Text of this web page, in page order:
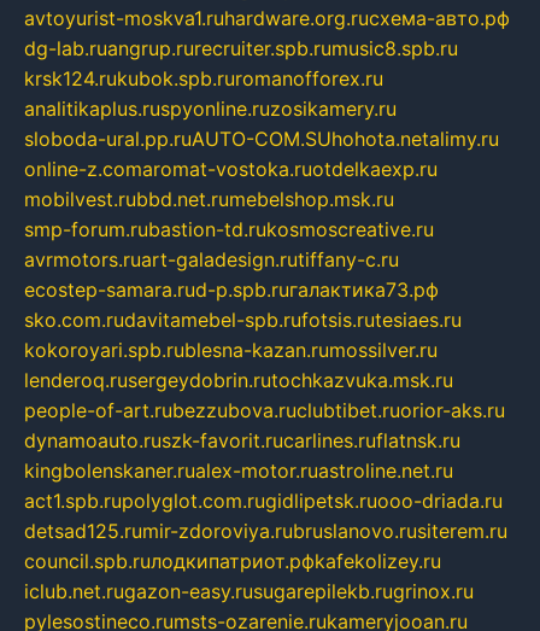
avtoyurist-moskva1.ruhardware.org.ruсхема-авто.рф
dg-lab.ruangrup.rurecruiter.spb.rumusic8.spb.ru
krsk124.rukubok.spb.ruromanofforex.ru
analitikaplus.ruspyonline.ruzosikamery.ru
sloboda-ural.pp.ruAUTO-COM.SUhohota.netalimy.ru
online-z.comaromat-vostoka.ruotdelkaexp.ru
mobilvest.rubbd.net.rumebelshop.msk.ru
smp-forum.rubastion-td.rukosmoscreative.ru
avrmotors.ruart-galadesign.rutiffany-c.ru
ecostep-samara.rud-p.spb.ruгалактика73.рф
sko.com.rudavitamebel-spb.rufotsis.rutesiaes.ru
kokoroyari.spb.rublesna-kazan.rumossilver.ru
lenderoq.rusergeydobrin.rutochkazvuka.msk.ru
people-of-art.rubezzubova.ruclubtibet.ruorior-aks.ru
dynamoauto.ruszk-favorit.rucarlines.ruflatnsk.ru
kingbolenskaner.rualex-motor.ruastroline.net.ru
act1.spb.rupolyglot.com.rugidlipetsk.ruooo-driada.ru
detsad125.rumir-zdoroviya.rubruslanovo.rusiterem.ru
council.spb.ruлодкипатриот.рфkafekolizey.ru
iclub.net.rugazon-easy.rusugarepilekb.rugrinox.ru
pylesostineco.rumsts-ozarenie.rukameryjooan.ru